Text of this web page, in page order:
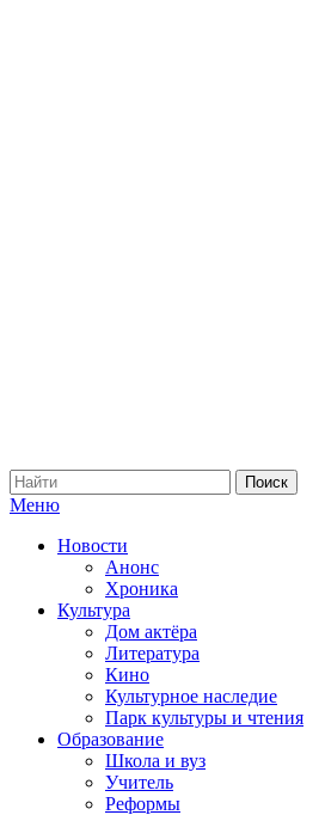
Меню
Новости
Анонс
Хроника
Культура
Дом актёра
Литература
Кино
Культурное наследие
Парк культуры и чтения
Образование
Школа и вуз
Учитель
Реформы